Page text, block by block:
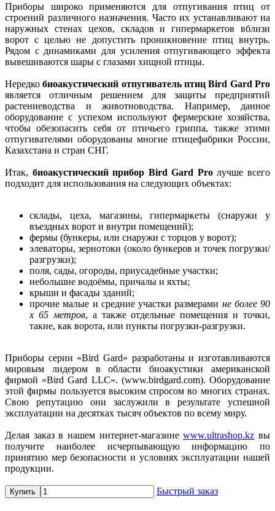
Приборы широко применяются для отпугивания птиц от
строений различного назначения. Часто их устанавливают на
наружных стенах цехов, складов и гипермаркетов вблизи
ворот с целью не допустить проникновение птиц внутрь.
Рядом с динамиками для усиления отпугивающего эффекта
вывешиваются шары с глазами хищной птицы.
Нередкобиоакустический отпугиватель птиц Bird Gard Pro
является отличным решением для защиты предприятий
растениеводства и животноводства. Например, данное
оборудование с успехом используют фермерские хозяйства,
чтобы обезопасить себя от птичьего гриппа, также этими
отпугивателями оборудованы многие птицефабрики России,
Казахстана и стран СНГ.
Итак, биоакустический прибор Bird Gard Proлучше всего
подходит для использования на следующих объектах:
склады, цеха, магазины, гипермаркеты (снаружи у
въездных ворот и внутри помещений);
фермы (бункеры, или снаружи с торцов у ворот);
элеваторы, зернотоки (около бункеров и точек погрузки/
разгрузки);
поля, сады, огороды, приусадебные участки;
небольшие водоёмы, причалы и яхты;
крыши и фасады зданий;
прочие малые и средние участки размерами не более 90
х 65 метров, а также отдельные помещения и точки,
такие, как ворота, или пункты погрузки-разгрузки.
Приборы серии «Bird Gard» разработаны и изготавливаются
мировым лидером в области биоакустики американской
фирмой «Bird Gard LLC». (www.birdgard.com). Оборудование
этой фирмы пользуется высоким спросом во многих странах.
Свою репутацию они заслужили в результате успешной
эксплуатации на десятках тысяч объектов по всему миру.
Делая заказ в нашем интернет-магазинеwww.ultrashop.kz вы
получите наиболее исчерпывающую информацию по
принятию мер безопасности и условиях эксплуатации нашей
продукции.
Купить Быстрый заказ